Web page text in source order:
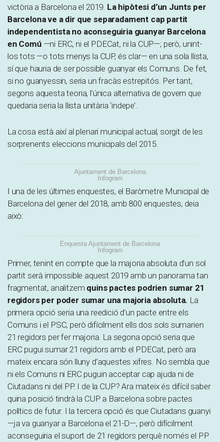
victòria a Barcelona el 2019. La hipòtesi d’un Junts per
Barcelona ve a dir que separadament cap partit
independentista no aconseguiria guanyar Barcelona
en Comú —ni ERC, ni el PDECat, ni la CUP—; però, unint-
los tots —o tots menys la CUP, és clar— en una sola llista,
sí que hauria de ser possible guanyar els Comuns. De fet,
si no guanyessin, seria un fracàs estrepitós. Per tant,
segons aquesta teoria, l’única alternativa de govern que
quedaria seria la llista unitària ‘indepe’.
La cosa està així al plenari municipal actual, sorgit de les
sorprenents eleccions municipals del 2015.
Ajuntament de Barcelona
Infogram
I una de les últimes enquestes, el Baròmetre Municipal de
Barcelona del gener del 2018, amb 800 enquestes, deia
això:
Enquesta Ajuntament de Barcelona
Infogram
Primer, tenint en compte que la majoria absoluta d’un sol
partit serà impossible aquest 2019 amb un panorama tan
fragmentat, analitzem quins pactes podrien sumar 21
regidors per poder sumar una majoria absoluta. La
primera opció seria una reedició d’un pacte entre els
Comuns i el PSC, però difícilment ells dos sols sumarien
21 regidors per fer majoria. La segona opció seria que
ERC pugui sumar 21 regidors amb el PDECat, però ara
mateix encara són lluny d’aquestes xifres. No sembla que
ni els Comuns ni ERC puguin acceptar cap ajuda ni de
Ciutadans ni del PP. I de la CUP? Ara mateix és difícil saber
quina posició tindrà la CUP a Barcelona sobre pactes
polítics de futur. I la tercera opció és que Ciutadans guanyi
—ja va guanyar a Barcelona el 21-D—, però difícilment
aconseguiria el suport de 21 regidors perquè només el PP